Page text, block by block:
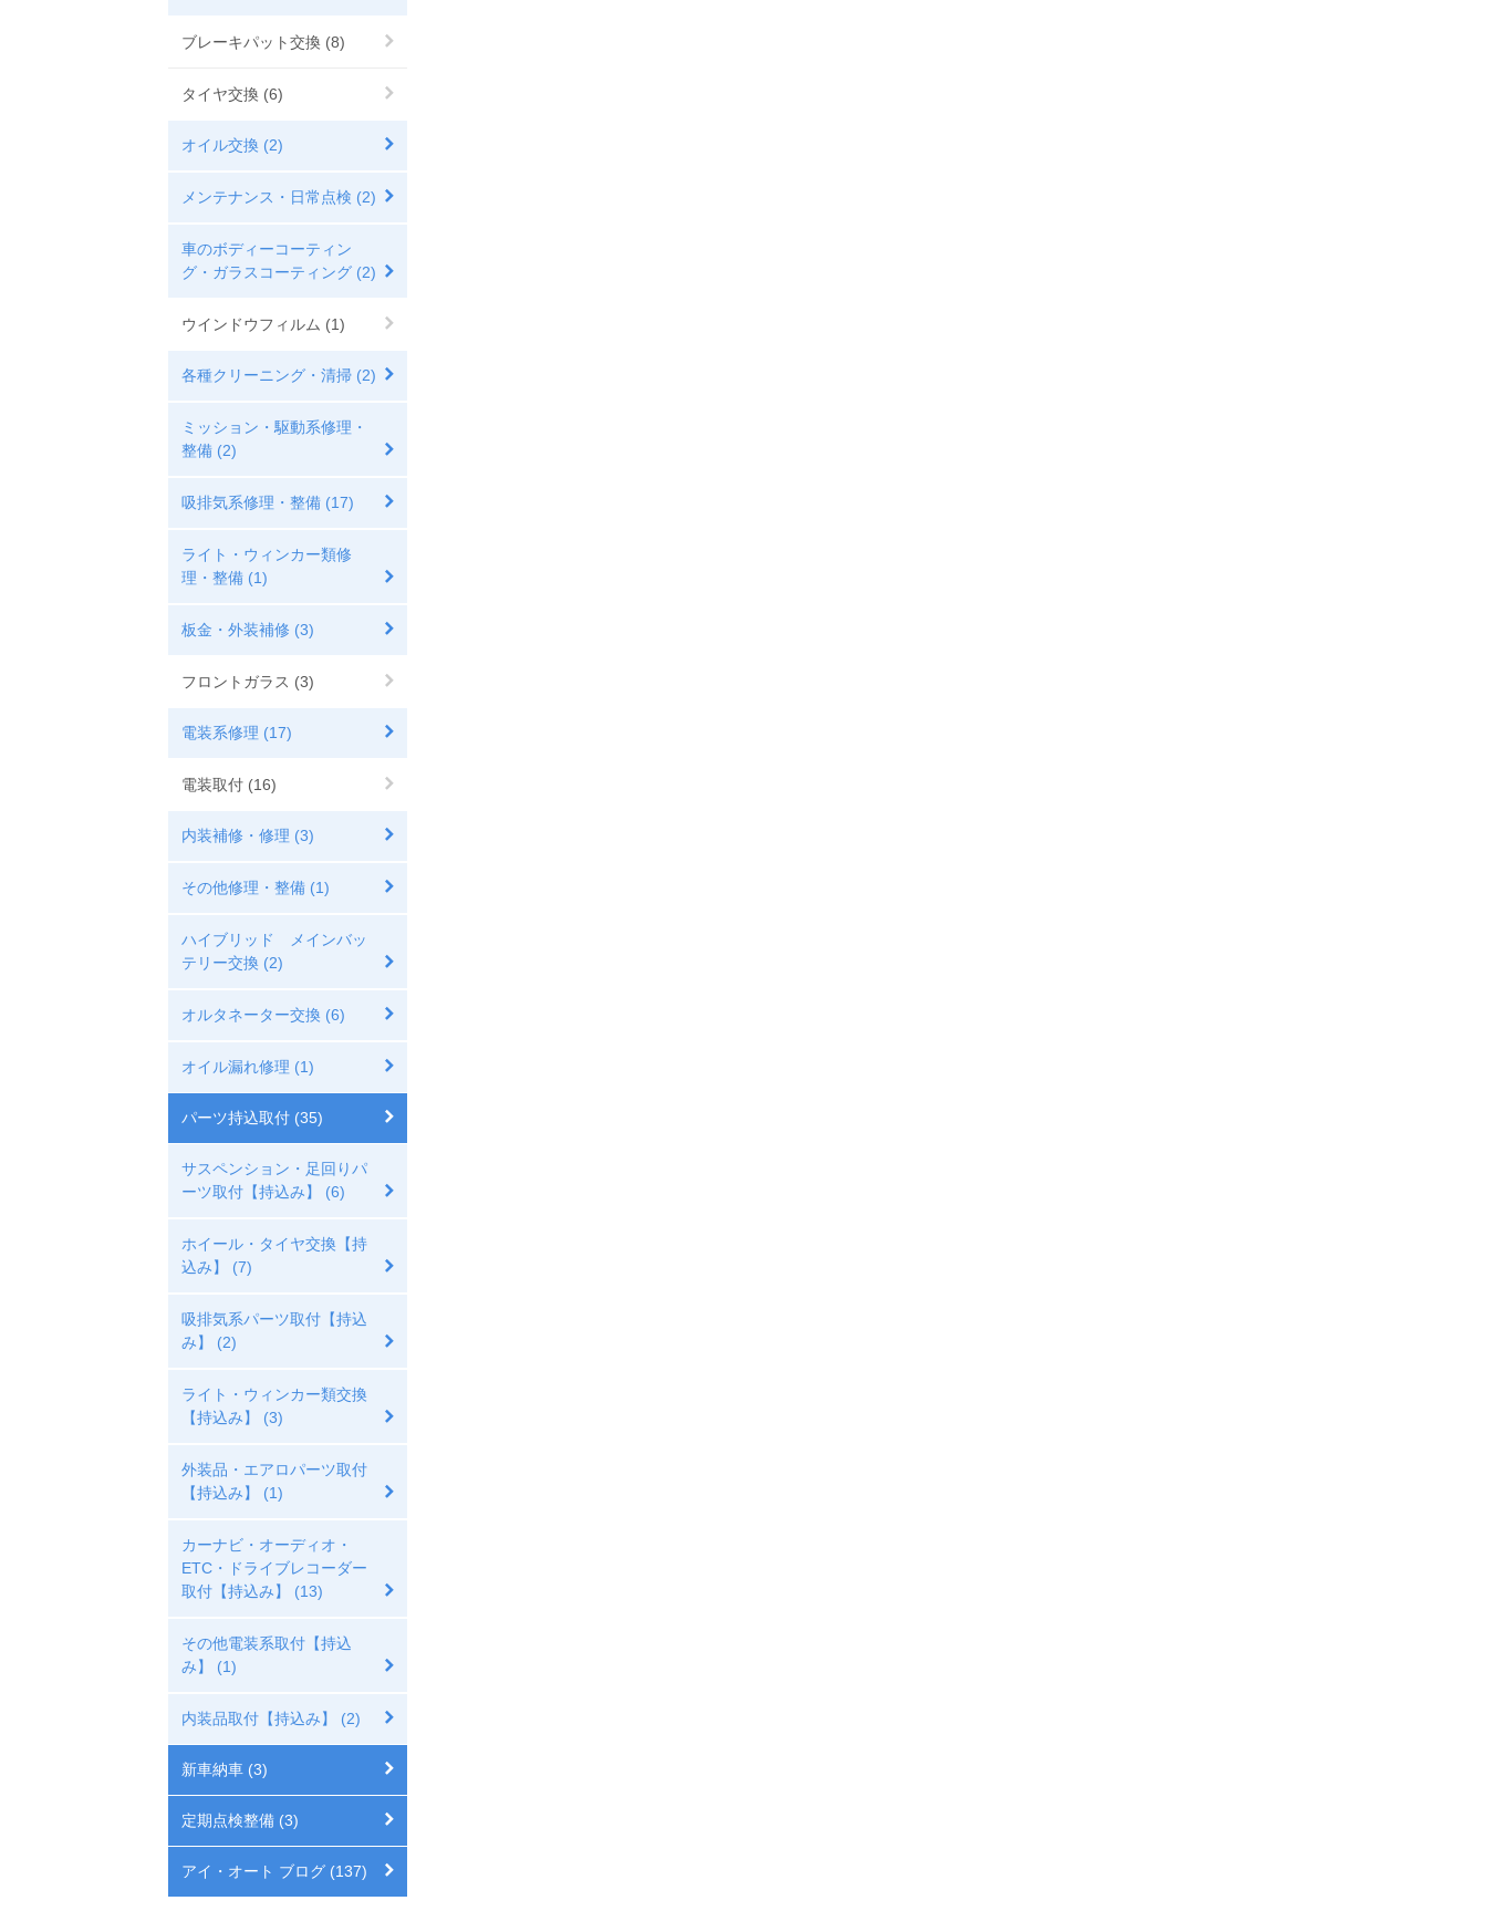
ブレーキパット交換 (8)
タイヤ交換 (6)
オイル交換 (2)
メンテナンス・日常点検 (2)
車のボディーコーティン
グ・ガラスコーティング (2)
ウインドウフィルム (1)
各種クリーニング・清掃 (2)
ミッション・駆動系修理・
整備 (2)
吸排気系修理・整備 (17)
ライト・ウィンカー類修
理・整備 (1)
板金・外装補修 (3)
フロントガラス (3)
電装系修理 (17)
電装取付 (16)
内装補修・修理 (3)
その他修理・整備 (1)
ハイブリッド メインバッ
テリー交換 (2)
オルタネーター交換 (6)
オイル漏れ修理 (1)
パーツ持込取付 (35)
サスペンション・足回りパ
ーツ取付【持込み】 (6)
ホイール・タイヤ交換【持
込み】 (7)
吸排気系パーツ取付【持込
み】 (2)
ライト・ウィンカー類交換
【持込み】 (3)
外装品・エアロパーツ取付
【持込み】 (1)
カーナビ・オーディオ・
ETC・ドライブレコーダー
取付【持込み】 (13)
その他電装系取付【持込
み】 (1)
内装品取付【持込み】 (2)
新車納車 (3)
定期点検整備 (3)
アイ・オート ブログ (137)